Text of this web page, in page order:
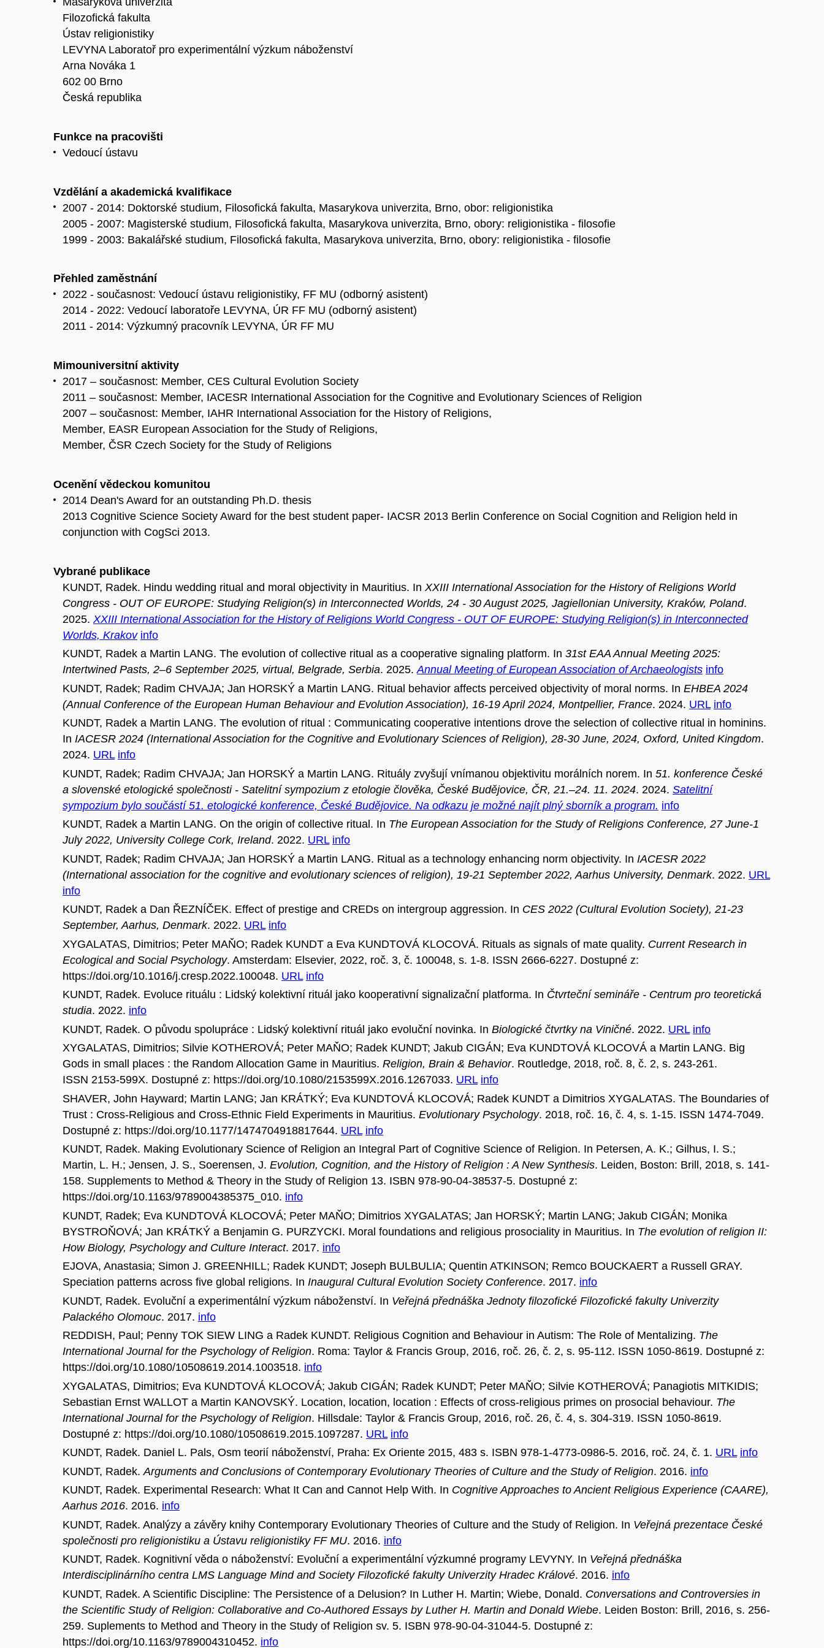
Filozofická fakulta
Ústav religionistiky
LEVYNA Laboratoř pro experimentální výzkum náboženství
Arna Nováka 1
602 00 Brno
Česká republika
Funkce na pracovišti
Vedoucí ústavu
Vzdělání a akademická kvalifikace
2007 - 2014: Doktorské studium, Filosofická fakulta, Masarykova univerzita, Brno, obor: religionistika
2005 - 2007: Magisterské studium, Filosofická fakulta, Masarykova univerzita, Brno, obory: religionistika - filosofie
1999 - 2003: Bakalářské studium, Filosofická fakulta, Masarykova univerzita, Brno, obory: religionistika - filosofie
Přehled zaměstnání
2022 - současnost: Vedoucí ústavu religionistiky, FF MU (odborný asistent)
2014 - 2022: Vedoucí laboratoře LEVYNA, ÚR FF MU (odborný asistent)
2011 - 2014: Výzkumný pracovník LEVYNA, ÚR FF MU
Mimouniversitní aktivity
2017 – současnost: Member, CES Cultural Evolution Society
2011 – současnost: Member, IACESR International Association for the Cognitive and Evolutionary Sciences of Religion
2007 – současnost: Member, IAHR International Association for the History of Religions,
Member, EASR European Association for the Study of Religions,
Member, ČSR Czech Society for the Study of Religions
Ocenění vědeckou komunitou
2014 Dean's Award for an outstanding Ph.D. thesis
2013 Cognitive Science Society Award for the best student paper- IACSR 2013 Berlin Conference on Social Cognition and Religion held in
conjunction with CogSci 2013.
Vybrané publikace
KUNDT, Radek. Hindu wedding ritual and moral objectivity in Mauritius. In XXIII International Association for the History of Religions World
Congress - OUT OF EUROPE: Studying Religion(s) in Interconnected Worlds, 24 - 30 August 2025, Jagiellonian University, Kraków, Poland.
2025. XXIII International Association for the History of Religions World Congress - OUT OF EUROPE: Studying Religion(s) in Interconnected
Worlds, Krakov info
KUNDT, Radek a Martin LANG. The evolution of collective ritual as a cooperative signaling platform. In 31st EAA Annual Meeting 2025:
Intertwined Pasts, 2–6 September 2025, virtual, Belgrade, Serbia. 2025.Annual Meeting of European Association of Archaeologists info
KUNDT, Radek; Radim CHVAJA; Jan HORSKÝ a Martin LANG. Ritual behavior affects perceived objectivity of moral norms. In EHBEA 2024
(Annual Conference of the European Human Behaviour and Evolution Association), 16-19 April 2024, Montpellier, France. 2024. URL info
KUNDT, Radek a Martin LANG. The evolution of ritual : Communicating cooperative intentions drove the selection of collective ritual in hominins.
In IACESR 2024 (International Association for the Cognitive and Evolutionary Sciences of Religion), 28-30 June, 2024, Oxford, United Kingdom.
2024. URL info
KUNDT, Radek; Radim CHVAJA; Jan HORSKÝ a Martin LANG. Rituály zvyšují vnímanou objektivitu morálních norem. In 51. konference České
a slovenské etologické společnosti - Satelitní sympozium z etologie člověka, České Budějovice, ČR, 21.–24. 11. 2024. 2024. Satelitní
sympozium bylo součástí 51. etologické konference, České Budějovice. Na odkazu je možné najít plný sborník a program. info
KUNDT, Radek a Martin LANG. On the origin of collective ritual. In The European Association for the Study of Religions Conference, 27 June-1
July 2022, University College Cork, Ireland. 2022. URL info
KUNDT, Radek; Radim CHVAJA; Jan HORSKÝ a Martin LANG. Ritual as a technology enhancing norm objectivity. In IACESR 2022
(International association for the cognitive and evolutionary sciences of religion), 19-21 September 2022, Aarhus University, Denmark. 2022. URL
info
KUNDT, Radek a Dan ŘEZNÍČEK. Effect of prestige and CREDs on intergroup aggression. In CES 2022 (Cultural Evolution Society), 21-23
September, Aarhus, Denmark. 2022. URL info
XYGALATAS, Dimitrios; Peter MAŇO; Radek KUNDT a Eva KUNDTOVÁ KLOCOVÁ. Rituals as signals of mate quality. Current Research in
Ecological and Social Psychology. Amsterdam: Elsevier, 2022, roč. 3, č. 100048, s. 1-8. ISSN 2666-6227. Dostupné z:
https://doi.org/10.1016/j.cresp.2022.100048. URL info
KUNDT, Radek. Evoluce rituálu : Lidský kolektivní rituál jako kooperativní signalizační platforma. In Čtvrteční semináře - Centrum pro teoretická
studia. 2022. info
KUNDT, Radek. O původu spolupráce : Lidský kolektivní rituál jako evoluční novinka. In Biologické čtvrtky na Viničné. 2022. URL info
XYGALATAS, Dimitrios; Silvie KOTHEROVÁ; Peter MAŇO; Radek KUNDT; Jakub CIGÁN; Eva KUNDTOVÁ KLOCOVÁ a Martin LANG. Big
Gods in small places : the Random Allocation Game in Mauritius. Religion, Brain & Behavior. Routledge, 2018, roč. 8, č. 2, s. 243-261.
ISSN 2153-599X. Dostupné z: https://doi.org/10.1080/2153599X.2016.1267033. URL info
SHAVER, John Hayward; Martin LANG; Jan KRÁTKÝ; Eva KUNDTOVÁ KLOCOVÁ; Radek KUNDT a Dimitrios XYGALATAS. The Boundaries of
Trust : Cross-Religious and Cross-Ethnic Field Experiments in Mauritius. Evolutionary Psychology. 2018, roč. 16, č. 4, s. 1-15. ISSN 1474-7049.
Dostupné z: https://doi.org/10.1177/1474704918817644. URL info
KUNDT, Radek. Making Evolutionary Science of Religion an Integral Part of Cognitive Science of Religion. In Petersen, A. K.; Gilhus, I. S.;
Martin, L. H.; Jensen, J. S., Soerensen, J. Evolution, Cognition, and the History of Religion : A New Synthesis. Leiden, Boston: Brill, 2018, s. 141-
158. Supplements to Method & Theory in the Study of Religion 13. ISBN 978-90-04-38537-5. Dostupné z:
https://doi.org/10.1163/9789004385375_010. info
KUNDT, Radek; Eva KUNDTOVÁ KLOCOVÁ; Peter MAŇO; Dimitrios XYGALATAS; Jan HORSKÝ; Martin LANG; Jakub CIGÁN; Monika
BYSTROŇOVÁ; Jan KRÁTKÝ a Benjamin G. PURZYCKI. Moral foundations and religious prosociality in Mauritius. In The evolution of religion II:
How Biology, Psychology and Culture Interact. 2017. info
EJOVA, Anastasia; Simon J. GREENHILL; Radek KUNDT; Joseph BULBULIA; Quentin ATKINSON; Remco BOUCKAERT a Russell GRAY.
Speciation patterns across five global religions. In Inaugural Cultural Evolution Society Conference. 2017. info
KUNDT, Radek. Evoluční a experimentální výzkum náboženství. In Veřejná přednáška Jednoty filozofické Filozofické fakulty Univerzity
Palackého Olomouc. 2017. info
REDDISH, Paul; Penny TOK SIEW LING a Radek KUNDT. Religious Cognition and Behaviour in Autism: The Role of Mentalizing. The
International Journal for the Psychology of Religion. Roma: Taylor & Francis Group, 2016, roč. 26, č. 2, s. 95-112. ISSN 1050-8619. Dostupné z:
https://doi.org/10.1080/10508619.2014.1003518. info
XYGALATAS, Dimitrios; Eva KUNDTOVÁ KLOCOVÁ; Jakub CIGÁN; Radek KUNDT; Peter MAŇO; Silvie KOTHEROVÁ; Panagiotis MITKIDIS;
Sebastian Ernst WALLOT a Martin KANOVSKÝ. Location, location, location : Effects of cross-religious primes on prosocial behaviour. The
International Journal for the Psychology of Religion. Hillsdale: Taylor & Francis Group, 2016, roč. 26, č. 4, s. 304-319. ISSN 1050-8619.
Dostupné z: https://doi.org/10.1080/10508619.2015.1097287. URL info
KUNDT, Radek. Daniel L. Pals, Osm teorií náboženství, Praha: Ex Oriente 2015, 483 s. ISBN 978-1-4773-0986-5. 2016, roč. 24, č. 1. URL info
KUNDT, Radek. Arguments and Conclusions of Contemporary Evolutionary Theories of Culture and the Study of Religion. 2016. info
KUNDT, Radek. Experimental Research: What It Can and Cannot Help With. In Cognitive Approaches to Ancient Religious Experience (CAARE),
Aarhus 2016. 2016. info
KUNDT, Radek. Analýzy a závěry knihy Contemporary Evolutionary Theories of Culture and the Study of Religion. In Veřejná prezentace České
společnosti pro religionistiku a Ústavu religionistiky FF MU. 2016. info
KUNDT, Radek. Kognitivní věda o náboženství: Evoluční a experimentální výzkumné programy LEVYNY. In Veřejná přednáška
Interdisciplinárního centra LMS Language Mind and Society Filozofické fakulty Univerzity Hradec Králové. 2016. info
KUNDT, Radek. A Scientific Discipline: The Persistence of a Delusion? In Luther H. Martin; Wiebe, Donald. Conversations and Controversies in
the Scientific Study of Religion: Collaborative and Co-Authored Essays by Luther H. Martin and Donald Wiebe. Leiden Boston: Brill, 2016, s. 256-
259. Suplements to Method and Theory in the Study of Religion sv. 5. ISBN 978-90-04-31044-5. Dostupné z:
https://doi.org/10.1163/9789004310452. info